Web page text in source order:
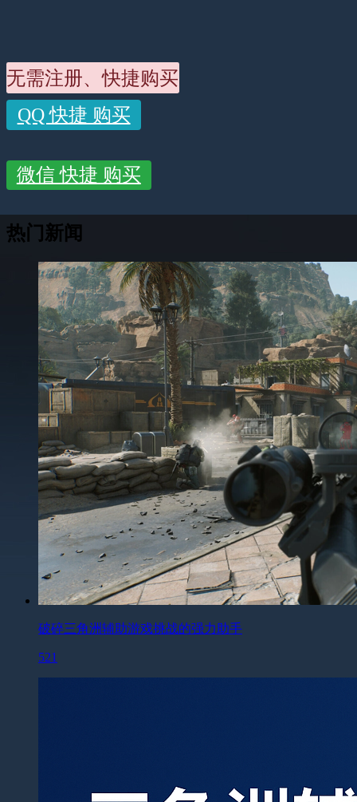
无需注册、快捷购买
QQ 快捷 购买
微信 快捷 购买
热门新闻
破碎三角洲辅助游戏挑战的强力助手
521